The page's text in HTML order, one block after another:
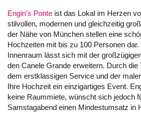
Engin’s Ponte ist das Lokal im Herzen
stilvollen, modernen und gleichzeitig
der Nähe von München stellen eine
Hochzeiten mit bis zu 100 Personen
Innenraum lässt sich mit der
den Canele Grande erweitern. Durch die
dem erstklassigen Service und der
Ihre Hochzeit ein einzigartiges Event.
keine Raummiete, wünscht sich jedoch
Samstagabend einen Mindestumsatz in